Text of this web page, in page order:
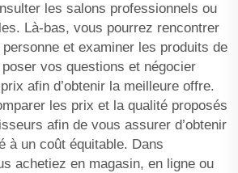
les salons professionnels ou
Là-bas, vous pourrez rencontrer
et examiner les produits de
vos questions et négocier
afin d’obtenir la meilleure offre.
les prix et la qualité proposés
afin de vous assurer d’obtenir
à un coût équitable. Dans
achetiez en magasin, en ligne ou